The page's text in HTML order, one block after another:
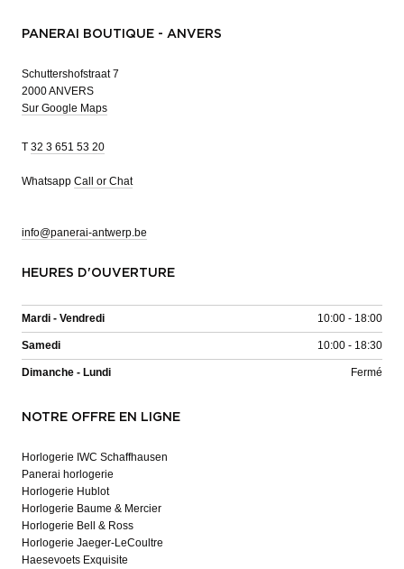
PANERAI BOUTIQUE - ANVERS
Schuttershofstraat 7
2000 ANVERS
Sur Google Maps
T 32 3 651 53 20
Whatsapp Call or Chat
info@panerai-antwerp.be
HEURES D'OUVERTURE
Mardi - Vendredi 10:00 - 18:00
Samedi 10:00 - 18:30
Dimanche - Lundi Fermé
NOTRE OFFRE EN LIGNE
Horlogerie IWC Schaffhausen
Panerai horlogerie
Horlogerie Hublot
Horlogerie Baume & Mercier
Horlogerie Bell & Ross
Horlogerie Jaeger-LeCoultre
Haesevoets Exquisite